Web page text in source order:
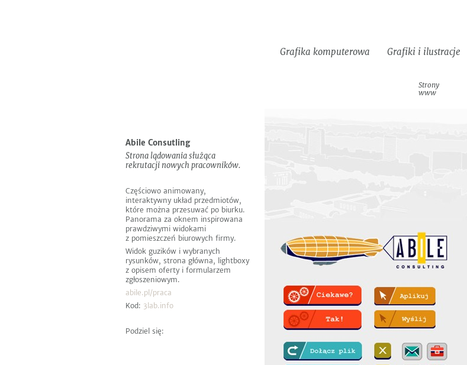
Grafika komputerowa Grafiki i ilustracje
Identyfikacje
wizualne
Strony
www
Abile Consutling
Strona lądowania służąca
rekrutacji nowych pracowników.
Częściowo animowany,
interaktywny układ przedmiotów,
które można przesuwać po biurku.
Panorama za oknem inspirowana
prawdziwymi widokami
z pomieszczeń biurowych firmy.
Widok guzików i wybranych
rysunków, strona główna, lightboxy
z opisem oferty i formularzem
zgłoszeniowym.
abile.pl/praca
Kod: 3lab.info
Podziel się: